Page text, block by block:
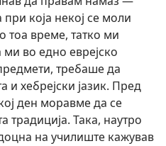
која некој се моли
тоа време, татко ми
во едно еврејско
требаше да
и хебрејски јазик. Пред
ден моравме да се
традиција. Така, наутро
на училиште кажував